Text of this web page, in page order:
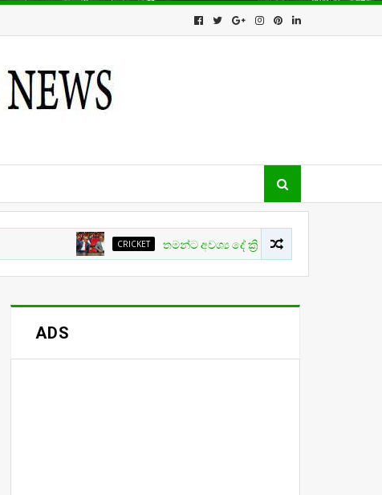
CRICKET තමන්ට අවශ්‍ය දේ ක්‍රිකට් වල සිදු නොවීම ගැන ක්‍රීඩා
ADS